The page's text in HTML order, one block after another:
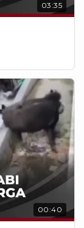
03:35
00:40